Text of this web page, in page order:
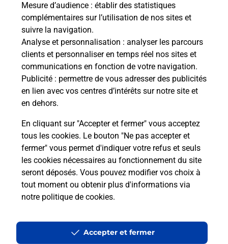
Mesure d’audience : établir des statistiques
complémentaires sur l’utilisation de nos sites et
suivre la navigation.
Analyse et personnalisation : analyser les parcours
clients et personnaliser en temps réel nos sites et
communications en fonction de votre navigation.
Publicité : permettre de vous adresser des publicités
en lien avec vos centres d’intérêts sur notre site et
en dehors.
En cliquant sur "Accepter et fermer" vous acceptez
tous les cookies. Le bouton "Ne pas accepter et
fermer" vous permet d'indiquer votre refus et seuls
les cookies nécessaires au fonctionnement du site
seront déposés. Vous pouvez modifier vos choix à
tout moment ou obtenir plus d'informations via
notre politique de cookies.
Accepter et fermer
Questions fréquemment posées
Quel réseau utilise La Poste Mobile ?
Est-ce que je peux garder mon
Est-ce que je peux bénéficier de la 5G
avec La Poste Mobile ?
Est-ce que je peux utiliser mon forfait
à l’étranger avec La Poste Mobile ?
Est-ce que je peux payer mon
smartphone Samsung en plusieurs